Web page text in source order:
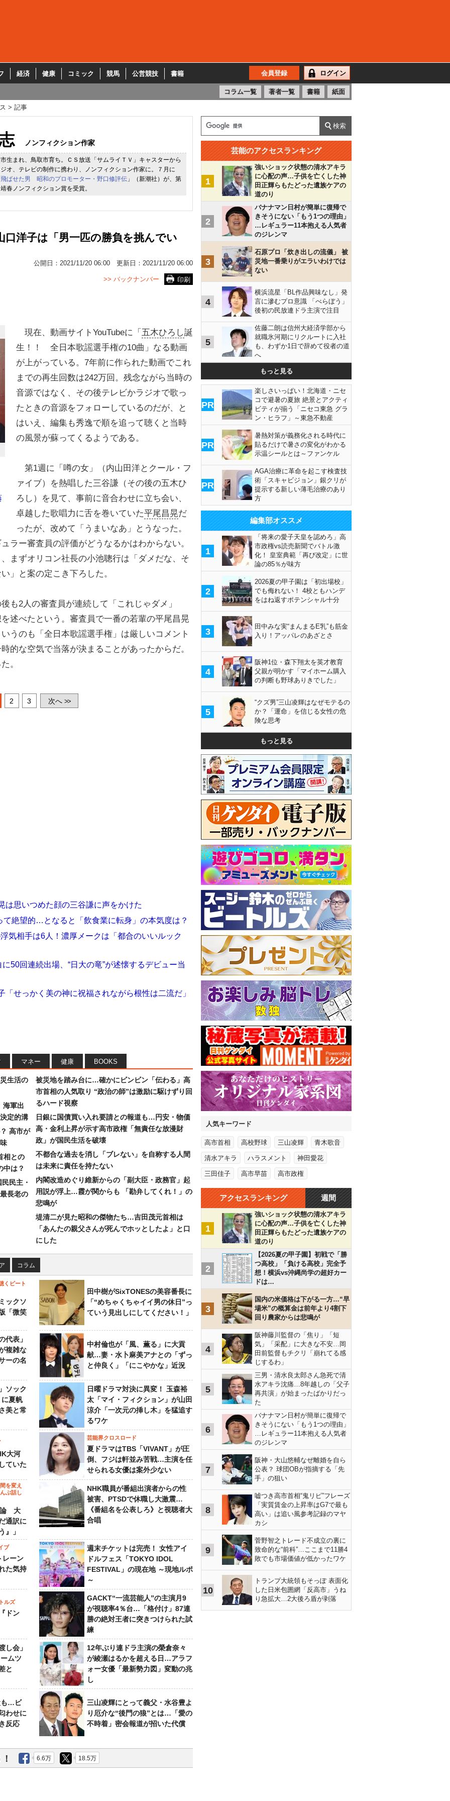
経済 健康 コミック 競馬 公営競技 書籍 会員登録 ログイン
コラム一覧 著者一覧 書籍 紙面
記事
ノンフィクション作家
生まれ、鳥取市育ち。ＣＳ放送「サムライＴＶ」キャスターから
オ、テレビの制作に携わり、ノンフィクション作家に。７月に
ばせた男 昭和のプロモーター・野口修評伝 」（新潮社）が、第
春ノンフィクション賞を受賞。
口洋子は「男一匹の勝負を挑んでい
公開日： 2021/11/20 06:00 更新日： 2021/11/20 06:00
印刷
>> バックナンバー
現在、動画サイトYouTubeに「 五木ひろし誕
生！！ 全日本歌謡選手権の10曲」なる動画
が上がっている。7年前に作られた動画でこれ
までの再生回数は242万回。残念ながら当時の
音源ではなく、その後テレビかラジオで歌っ
たときの音源をフォローしているのだが、と
はいえ、編集も秀逸で順を追って聴くと当時
の風景が蘇ってくるようである。
第1週に「噂の女」（内山田洋とクール・フ
ァイブ）を熱唱した三谷謙（その後の五木ひ
ろし）を見て、事前に音合わせに立ち会い、
卓越した歌唱力に舌を巻いていた平尾昌晃だ
ったが、改めて「うまいなあ」とうなった。
ラー審査員の評価がどうなるかはわからない。
まずオリコン社長の小池聰行は「ダメだな、そ
」と案の定こき下ろした。
も2人の審査員が連続して「これじゃダメ」
述べたという。審査員で一番の若輩の平尾昌晃
うのも「全日本歌謡選手権」は厳しいコメント
的な空気で当落が決まることがあったからだ。
。
2 3 次へ >>
は思いつめた顔の三谷謙に声をかけた
絶望的…となると「飲食業に転身」の本気度は？
気相手は6人！濃厚メークは「都合のいいルック
50回連続出場、“日大の竜”が述懐するデビュー当
せっかく美の神に祝福されながら根性は二流だ」
マネー 健康 BOOKS
生活の
海軍出
定的溝
高市が
相との
中は？
民主・
長老の
被災地を踏み台に…確かにビンビン「伝わる」高
市首相の人気取り “政治の師”は激励に駆けずり回
るハード視察
日銀に国債買い入れ要請との報道も…円安・物価
高・金利上昇が示す高市政権「無責任な放漫財
政」が国民生活を破壊
不都合な過去を消し「ブレない」を自称する人間
は未来に責任を持たない
内閣改造めぐり維新からの「副大臣・政務官」起
用説が浮上…霞が関からも 「勘弁してくれ！」の
悲鳴が
堤清二が見た昭和の傑物たち…吉田茂元首相は
「あんたの親父さんが死んでホッとしたよ」と口
にした
コラム
くビート
ックソ
「微笑
田中樹がSixTONESの美容番長に
「“めちゃくちゃイイ男の休日”っ
ていう見出しにしてください！」
代表」
複雑な
ーの名
中村倫也が「風、薫る」に大貢
献…妻・水卜麻美アナとの「ずっ
と仲良く」「にこやかな」近況
ソック
に夏帆
美と常
日曜ドラマ対決に異変！ 玉森裕
太「マイ・フィクション」が山田
涼介「一次元の挿し木」を猛追す
るワケ
大河
ていた
芸能界クロスロード
夏ドラマはTBS「VIVANT」が圧
倒、フジは軒並み苦戦…主演を任
せられる女優は案外少ない
を変え
ぶ話し
論 大
通訳に
』」
NHK職員が番組出演者からの性
被害、PTSDで休職し大激震…
《番組名を公表しろ》と視聴者大
合唱
ブ
レーン
た気持
週末チケットは完売！ 女性アイ
ドルフェス「TOKYO IDOL
FESTIVAL」の現在地 ～現地ルポ
～
ルズ
ドン
GACKT“一流芸能人”の主演月9
が視聴率4％台…「格付け」87連
勝の絶対王者に突きつけられた試
練
し会」
ムツ
と
12年ぶり連ドラ主演の榮倉奈々
が綾瀬はるかを超える日…アラフ
ォー女優「最新勢力図」変動の兆
し
も…ビ
わせに
反応
三山凌輝にとって義父・水谷豊よ
り厄介な“後門の狼”とは…「愛の
不時着」密会報道が招いた代償
6.6万 18.5万
芸能のアクセスランキング
1
強いショック状態の清水アキラ
に心配の声…子供を亡くした神
田正輝らもたどった遺族ケアの
道のり
2
バナナマン日村が簡単に復帰で
きそうにない「もう1つの理由」
…レギュラー11本抱える人気者
のジレンマ
3
石原プロ「炊き出しの流儀」 被
災地一番乗りがエラいわけでは
ない
4
横浜流星「BL作品興味なし」発
言に滲むプロ意識 「べらぼう」
後初の民放連ドラ主演で注目
5
佐藤二朗は信州大経済学部から
就職氷河期にリクルートに入社
も、わずか1日で辞めて役者の道
へ
もっと見る
PR
楽しさいっぱい！北海道・ニセ
コで避暑の夏旅 絶景とアクティ
ビティが揃う「ニセコ東急 グラ
ン・ヒラフ」～東急不動産
PR
暑熱対策が義務化される時代に
貼るだけで暑さの変化がわかる
示温シールとは～ファンケル
PR
AGA治療に革命を起こす検査技
術「スキャビジョン」銀クリが
提示する新しい薄毛治療のあり
方
編集部オススメ
1
「将来の愛子天皇を認めろ」高
市政権vs読売新聞でバトル激
化！ 皇室典範「再び改定」に世
論の85％が味方
2
2026夏の甲子園は「初出場校」
でも侮れない！ 4校ともハンデ
をはね返すポテンシャル十分
3
田中みな実“まんまるE乳”も筋金
入り！アッパレのあざとさ
4
阪神1位・森下翔太を英才教育
父親が明かす「マイホーム購入
の判断も野球ありきでした」
5
“クズ男”三山凌輝はなぜモテるの
か？「運命」を信じる女性の危
険な思考
もっと見る
人気キーワード
高市首相 高校野球 三山凌輝 青木歌音
清水アキラ ハラスメント 神田愛花
三田佳子 高市早苗 高市政権
アクセスランキング 週間
1
強いショック状態の清水アキラ
に心配の声…子供を亡くした神
田正輝らもたどった遺族ケアの
道のり
2
【2026夏の甲子園】初戦で「勝
つ高校」「負ける高校」完全予
想！横浜vs沖縄尚学の超好カー
ドは…
3
国内の米価格は下がる一方…“早
場米”の概算金は前年より4割下
回り農家からは悲鳴が
4
阪神藤川監督の「焦り」「短
気」「采配」に大きな不安…岡
田前監督もチクリ「崩れてる感
じするわ」
5
三男・清水良太郎さん急死で清
水アキラ沈痛…8年越しの「父子
再共演」が始まったばかりだっ
た
6
バナナマン日村が簡単に復帰で
きそうにない「もう1つの理由」
…レギュラー11本抱える人気者
のジレンマ
7
阪神・大山悠輔なぜ離婚を自ら
公表？ 球団OBが指摘する「先
手」の狙い
8
嘘つき高市首相“鬼リピ”フレーズ
「実質賃金の上昇率はG7で最も
高い」は追い風参考記録のマヤ
カシ
9
菅野智之トレード不成立の裏に
致命的な“前科”…ここまで11勝4
敗でも市場価値が低かったワケ
10
トランプ大統領もそっぽ 表面化
した日米包囲網「反高市」うね
り急拡大…2大後ろ盾が剥落